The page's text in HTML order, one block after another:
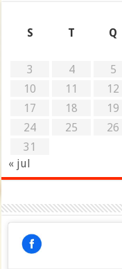
S
T Q
3
4 5
10
11 12
17
18 19
24
25 26
31
« jul